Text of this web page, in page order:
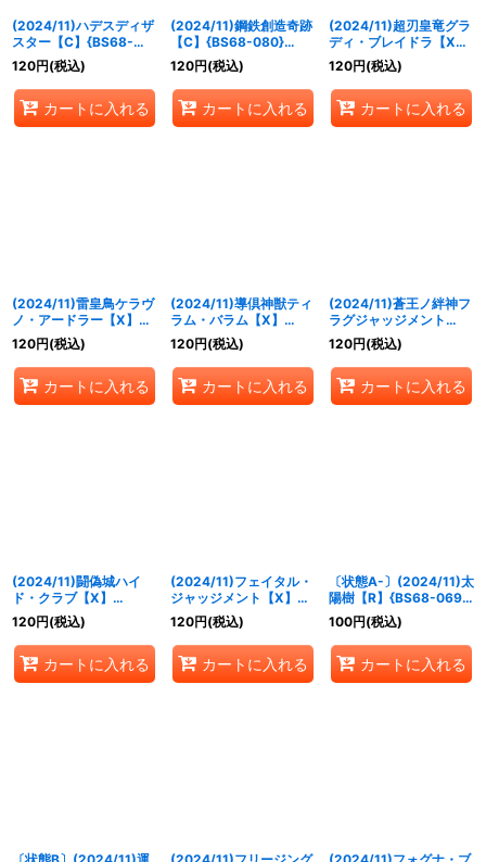
(2024/11)ハデスディザ
スター【C】{BS68-
077}《紫》
120円(税込)
カートに入れる
(2024/11)鋼鉄創造奇跡
【C】{BS68-080}
《白》
120円(税込)
カートに入れる
(2024/11)超刃皇竜グラ
ディ・ブレイドラ【X】
{BS68-X02}《赤》
120円(税込)
カートに入れる
(2024/11)雷皇鳥ケラヴ
ノ・アードラー【X】
{BS68-X04}《緑》
120円(税込)
カートに入れる
(2024/11)導倶神獣ティ
ラム・バラム【X】
{BS68-X06}《黄》
120円(税込)
カートに入れる
(2024/11)蒼王ノ絆神フ
ラグジャッジメント
【X】{BS68-X07}
《青》
120円(税込)
カートに入れる
(2024/11)闘偽城ハイ
ド・クラブ【X】
{BS68-X08}《青》
120円(税込)
カートに入れる
(2024/11)フェイタル・
ジャッジメント【X】
{BS68-X09}《多》
120円(税込)
カートに入れる
〔状態A-〕(2024/11)太
陽樹【R】{BS68-069}
《赤》
100円(税込)
カートに入れる